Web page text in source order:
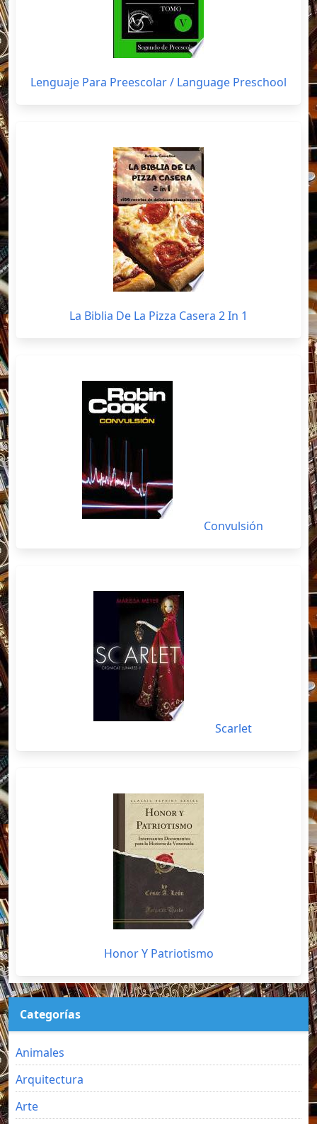
Lenguaje Para Preescolar / Language Preschool
La Biblia De La Pizza Casera 2 In 1
Convulsión
Scarlet
Honor Y Patriotismo
Categorías
Animales
Arquitectura
Arte